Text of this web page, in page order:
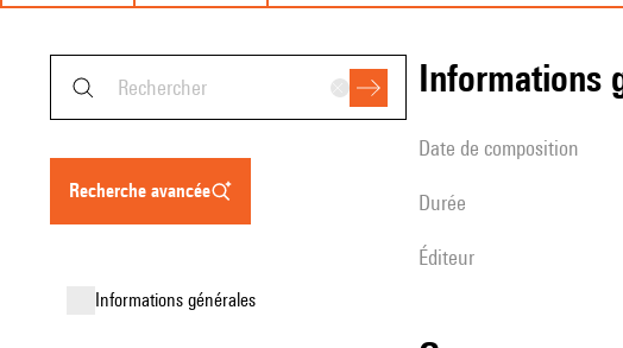
recherche avancée
informations générales
informations
date de composition
durée
éditeur